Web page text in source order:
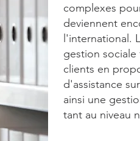
complexes
deviennent
l'international.
gestion
clients en
d'assistance
ainsi une
tant au niveau